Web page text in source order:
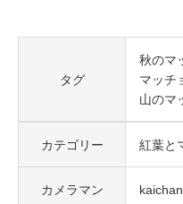
タグ
秋のマ
マッチ
山のマ
カテゴリー 紅葉と
カメラマン kaichan